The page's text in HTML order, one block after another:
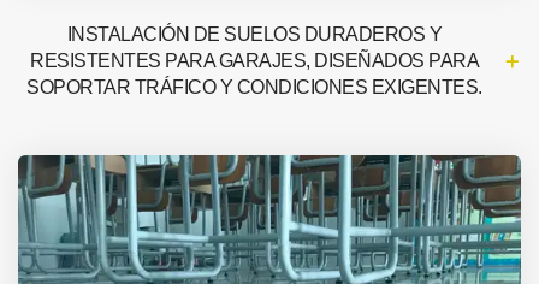
INSTALACIÓN DE SUELOS DURADEROS Y
RESISTENTES PARA GARAJES, DISEÑADOS PARA
SOPORTAR TRÁFICO Y CONDICIONES EXIGENTES.